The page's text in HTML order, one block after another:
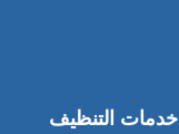
خدمات التنظيف